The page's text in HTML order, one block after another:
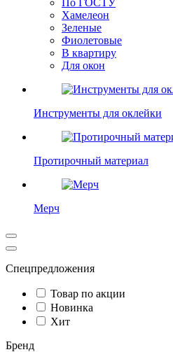
Хамелеон
Зеленые
Фиолетовые
В квартиру
Для окон
Инструменты для оклейки
Протирочный материал
Мерч
Спецпредложения
Товар по акции
Новинка
Хит
Бренд